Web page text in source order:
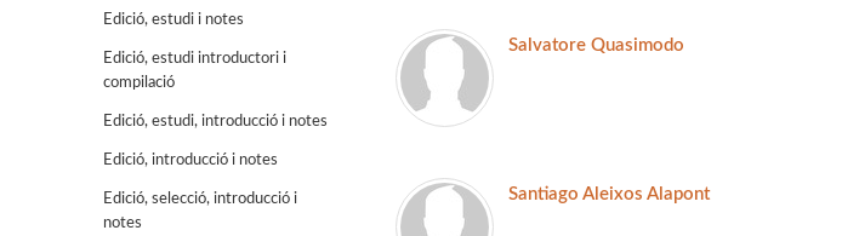
Edició, estudi i notes
Edició, estudi introductori i
compilació
Edició, estudi, introducció i notes
Edició, introducció i notes
Edició, selecció, introducció i
notes
Salvatore Quasimodo
Santiago Aleixos Alapont